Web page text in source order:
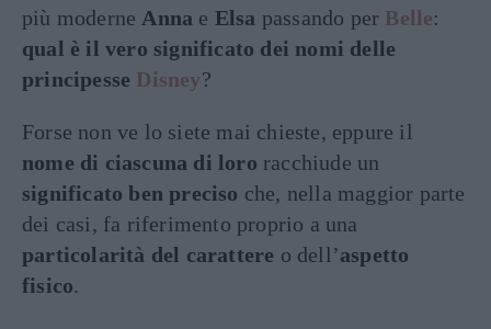
più moderne Anna e Elsa passando per Belle:
qual è il vero significato dei nomi delle
principesse Disney?
Forse non ve lo siete mai chieste, eppure il
nome di ciascuna di loro racchiude un
significato ben preciso che, nella maggior parte
dei casi, fa riferimento proprio a una
particolarità del carattere o dell’aspetto
fisico.